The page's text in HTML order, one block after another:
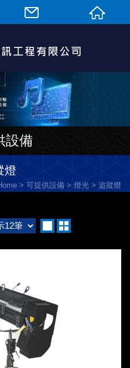
設備
燈
可提供設備 燈光 追蹤燈